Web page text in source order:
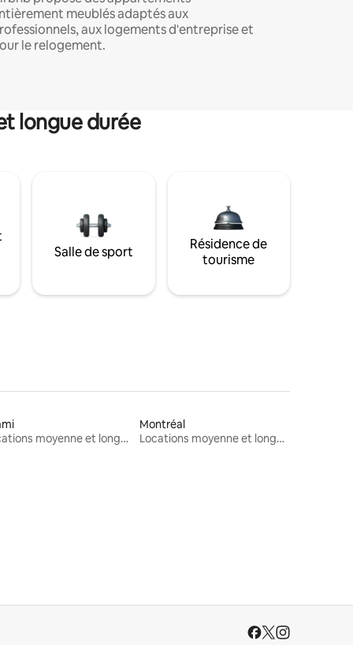
meublés adaptés aux
aux logements d'entreprise et
le relogement.
longue durée
Salle de sport
Résidence de
tourisme
Locations moyenne et longue durée
Montréal
Locations moyenne et longue durée